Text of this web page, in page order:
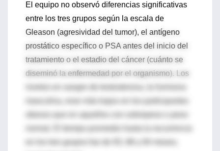
El equipo no observó diferencias significativas
entre los tres grupos según la escala de
Gleason (agresividad del tumor), el antígeno
prostático específico o PSA antes del inicio del
tratamiento o el estadio del cáncer (cuánto se
diseminó la enfermedad por el organismo). Los
niveles en sangre de testosterona, la hormona
masculina, eran más bajos en los participantes
obesos que en aquellos con sobrepeso o peso
normal. El tiempo promedio hasta la recurrencia
en los tres grupos fue de 93, 88 y 84 meses,